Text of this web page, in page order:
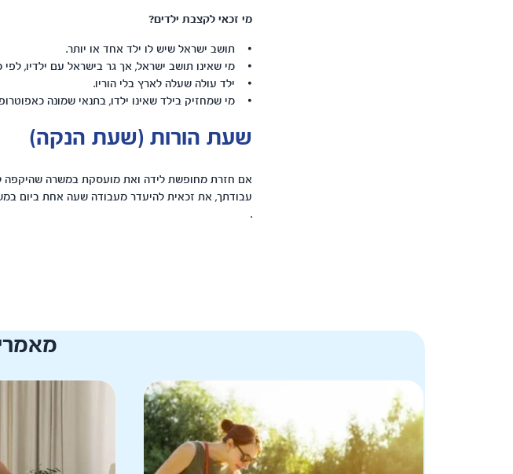
מי זכאי לקצבת ילדים?
• תושב ישראל שיש לו ילד אחד או יותר.
• מי שאינו תושב ישראל, אך גר בישראל עם ילדיו, לפי
• ילד עולה שעלה לארץ בלי הוריו.
• מי שמחזיק בילד שאינו ילדו, בתנאי שמונה
שעת הורות (שעת הנקה)
עבודתך, את זכאית להיעדר מעבודה שעה אחת ביום במשך 4 חודשים לאחר חזרתך
.